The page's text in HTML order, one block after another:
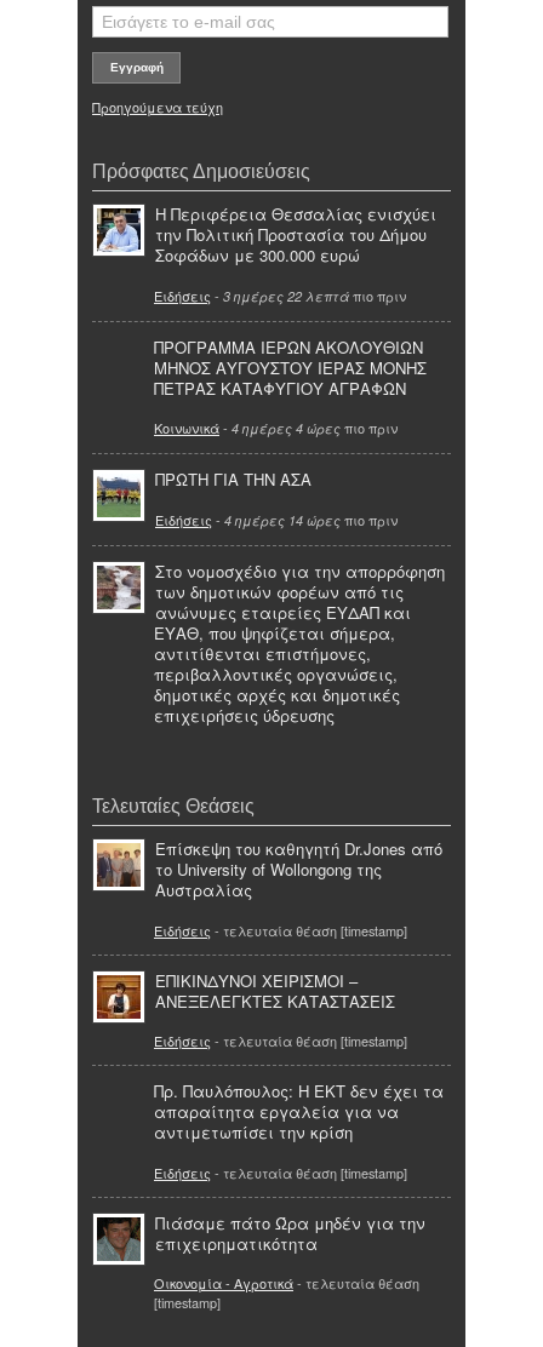
Προηγούμενα τεύχη
Πρόσφατες Δημοσιεύσεις
Η Περιφέρεια Θεσσαλίας ενισχύει
την Πολιτική Προστασία του Δήμου
Σοφάδων με 300.000 ευρώ
Ειδήσεις - 3 ημέρες 22 λεπτά πιο πριν
ΠΡΟΓΡΑΜΜΑ ΙΕΡΩΝ ΑΚΟΛΟΥΘΙΩΝ
ΜΗΝΟΣ ΑΥΓΟΥΣΤΟΥ ΙΕΡΑΣ ΜΟΝΗΣ
ΠΕΤΡΑΣ ΚΑΤΑΦΥΓΙΟΥ ΑΓΡΑΦΩΝ
Κοινωνικά- 4 ημέρες 4 ώρες πιο πριν
ΠΡΩΤΗ ΓΙΑ ΤΗΝ ΑΣΑ
Ειδήσεις - 4 ημέρες 14 ώρες πιο πριν
Στο νομοσχέδιο για την απορρόφηση
των δημοτικών φορέων από τις
ανώνυμες εταιρείες ΕΥΔΑΠ και
ΕΥΑΘ, που ψηφίζεται σήμερα,
αντιτίθενται επιστήμονες,
περιβαλλοντικές οργανώσεις,
δημοτικές αρχές και δημοτικές
επιχειρήσεις ύδρευσης
Τελευταίες Θεάσεις
Επίσκεψη του καθηγητή Dr.Jones από
το University of Wollongong της
Αυστραλίας
Ειδήσεις - τελευταία θέαση [timestamp]
ΕΠΙΚΙΝΔΥΝΟΙ ΧΕΙΡΙΣΜΟΙ –
ΑΝΕΞΕΛΕΓΚΤΕΣ ΚΑΤΑΣΤΑΣΕΙΣ
Ειδήσεις - τελευταία θέαση [timestamp]
Πρ. Παυλόπουλος: Η ΕΚΤ δεν έχει τα
απαραίτητα εργαλεία για να
αντιμετωπίσει την κρίση
Ειδήσεις - τελευταία θέαση [timestamp]
Πιάσαμε πάτο Ώρα μηδέν για την
επιχειρηματικότητα
Οικονομία - Αγροτικά- τελευταία θέαση
[timestamp]